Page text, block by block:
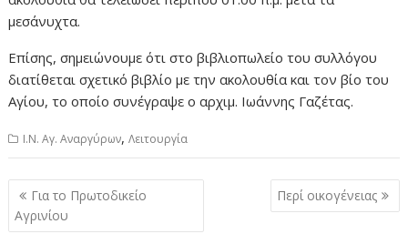
μεσάνυχτα.
Επίσης, σημειώνουμε ότι στο βιβλιοπωλείο του συλλόγου
διατίθεται σχετικό βιβλίο με την ακολουθία και τον βίο του
Αγίου, το οποίο συνέγραψε ο αρχιμ. Ιωάννης Γαζέτας.
Ι.Ν. Αγ. Αναργύρων,Λειτουργία
Πλοήγηση
άρθρων
Για το Πρωτοδικείο
Αγρινίου
Περί οικογένειας